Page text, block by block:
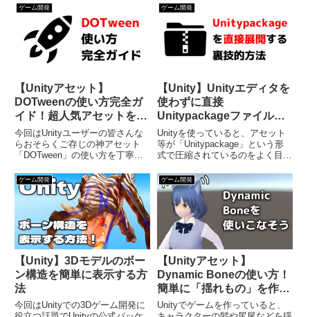
ゲーム開発
【Unityアセット】
DOTweenの使い方完全ガ
イド！超人気アセットを使
いこなそう
今回はUnityユーザーの皆さんな
らおそらくご存じの神アセット
「DOTween」の使い方を丁寧に
DOTweenは非常に人気が高いア
セットなので既に持っていらっし
ゃる方も多いかと思いますが、正
直なところ「使い方がよく...
ゲーム開発
【Unity】Unityエディタを
使わずに直接
Unitypackageファイルを
展開する方法
Unityを使っていると、アセット
等が「Unitypackage」という形
式で圧縮されているのをよく目に
形式なのですが、場合によっては
いちいちUnityを開いてインポー
トしないと展開できないのは不便
だなぁ...
ゲーム開発
【Unity】3Dモデルのボー
ン構造を簡単に表示する方
法
今回はUnityでの3Dゲーム開発に
ゲーム開発
【Unityアセット】
Dynamic Boneの使い方！
簡単に「揺れもの」を作ろ
う
Unityでゲームを作っていると、